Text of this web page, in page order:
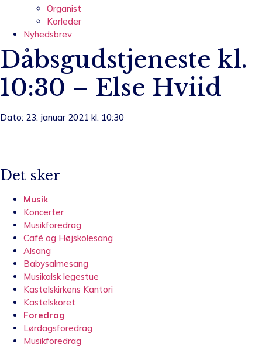
Organist
Korleder
Nyhedsbrev
Dåbsgudstjeneste kl.
10:30 – Else Hviid
Dato: 23. januar 2021 kl. 10:30
Det sker
Musik
Koncerter
Musikforedrag
Café og Højskolesang
Alsang
Babysalmesang
Musikalsk legestue
Kastelskirkens Kantori
Kastelskoret
Foredrag
Lørdagsforedrag
Musikforedrag